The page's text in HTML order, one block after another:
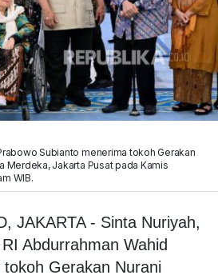
Subianto menerima tokoh Gerakan
Merdeka, Jakarta Pusat pada Kamis
WIB.
JAKARTA - Sinta Nuriyah,
Abdurrahman Wahid
Gerakan Nurani